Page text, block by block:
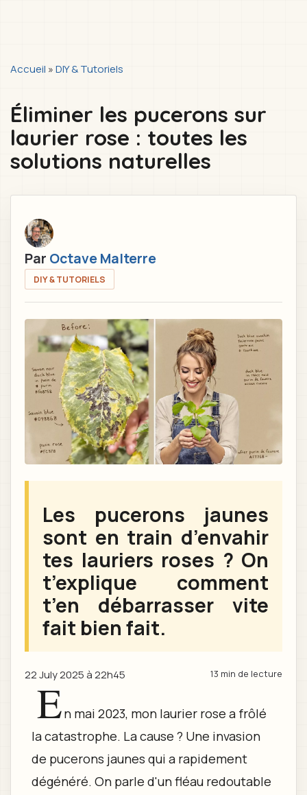
You
here
Accueil »DIY & Tutoriels
Éliminer les pucerons sur
laurier rose : toutes les
solutions naturelles
Par Octave Malterre
DIY & TUTORIELS
Les pucerons jaunes
sont en train d’envahir
tes lauriers roses ? On
t’explique comment
t’en débarrasser vite
fait bien fait.
22 July 2025 à 22h45 13 min de lecture
En mai 2023, mon laurier rose a frôlé
la catastrophe. La cause ? Une invasion
de pucerons jaunes qui a rapidement
dégénéré. On parle d'un fléau redoutable